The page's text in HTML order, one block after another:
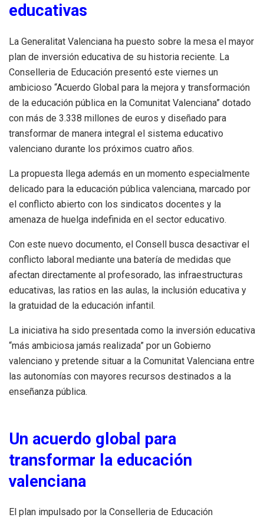
educativas
La Generalitat Valenciana ha puesto sobre la mesa el mayor
plan de inversión educativa de su historia reciente. La
Conselleria de Educación presentó este viernes un
ambicioso “Acuerdo Global para la mejora y transformación
de la educación pública en la Comunitat Valenciana” dotado
con más de 3.338 millones de euros y diseñado para
transformar de manera integral el sistema educativo
valenciano durante los próximos cuatro años.
La propuesta llega además en un momento especialmente
delicado para la educación pública valenciana, marcado por
el conflicto abierto con los sindicatos docentes y la
amenaza de huelga indefinida en el sector educativo.
Con este nuevo documento, el Consell busca desactivar el
conflicto laboral mediante una batería de medidas que
afectan directamente al profesorado, las infraestructuras
educativas, las ratios en las aulas, la inclusión educativa y
la gratuidad de la educación infantil.
La iniciativa ha sido presentada como la inversión educativa
“más ambiciosa jamás realizada” por un Gobierno
valenciano y pretende situar a la Comunitat Valenciana entre
las autonomías con mayores recursos destinados a la
enseñanza pública.
Un acuerdo global para
transformar la educación
valenciana
El plan impulsado por la Conselleria de Educación